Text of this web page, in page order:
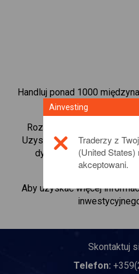
Handluj ponad 1000
handlową CFD
Rozpocznij handel
Uzyskaj notowania w
dywidendy tak, jak w
Aby uzyskać więcej
Skontaktuj
Telefon:
Ainvesting
Traderzy z
(United States)
akceptowani.